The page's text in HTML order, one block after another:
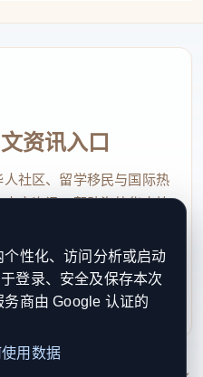
资讯入口
社区、留学移民与国际热
文资讯，帮助海外华人快
优先处理站务、投稿与权
性化、访问分析或启动
登录、安全及保存本次
商由 Google 认证的
用数据